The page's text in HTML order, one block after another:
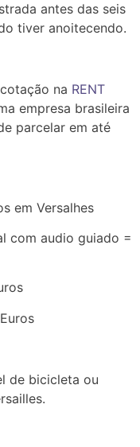
antes das seis
tiver anoitecendo.
na RENT
empresa brasileira
parcelar em até
em Versalhes
com audio guiado =
de bicicleta ou